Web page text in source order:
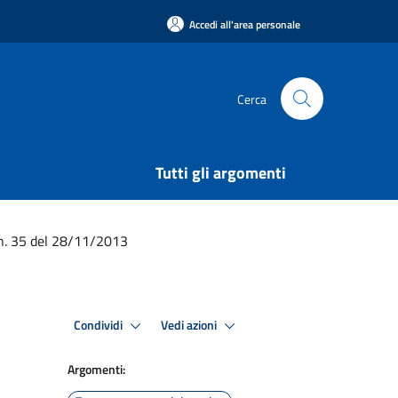
Accedi all'area personale
Cerca
Tutti gli argomenti
35 del 28/11/2013
Condividi Vedi azioni
Argomenti: